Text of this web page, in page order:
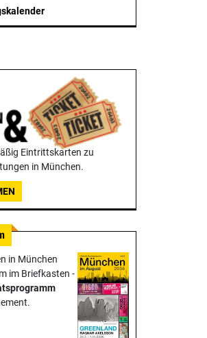
Eintrittskarten zu
in München.
in München
im Briefkasten -